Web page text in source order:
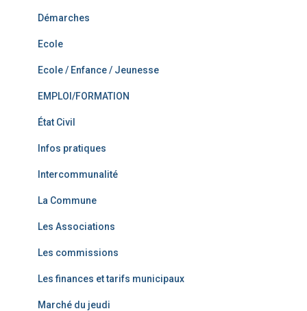
Démarches
Ecole
Ecole / Enfance / Jeunesse
EMPLOI/FORMATION
État Civil
Infos pratiques
Intercommunalité
La Commune
Les Associations
Les commissions
Les finances et tarifs municipaux
Marché du jeudi